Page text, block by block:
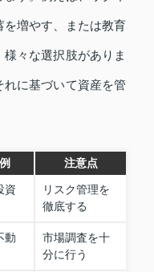
を増やす、または教育
々な選択肢がありま
に基づいて資産を管
注意点
資
リスク管理を
徹底する
動
市場調査を十
分に行う